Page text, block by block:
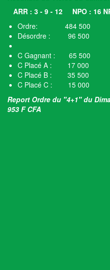
ARR : 3 - 9 - 12 NPO : 16
Ordre: 484 500
Désordre : 96 500
C Gagnant : 65 500
C Placé A : 17 000
C Placé B : 35 500
C Placé C : 15 000
Report Ordre du "4+1" du
953 F CFA